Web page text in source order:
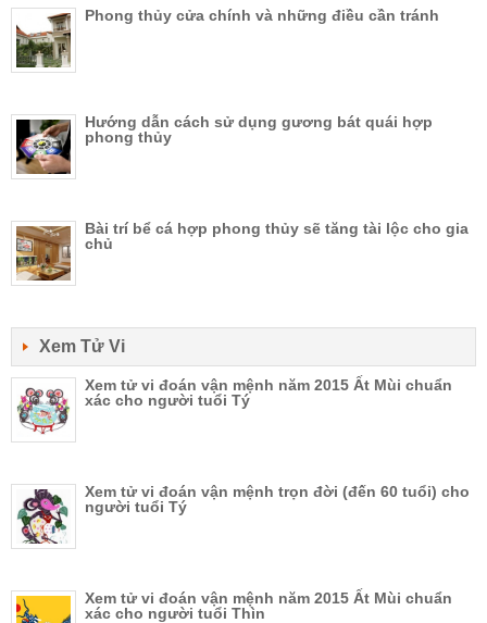
Phong thủy cửa chính và những điều cần tránh
Hướng dẫn cách sử dụng gương bát quái hợp
phong thủy
Bài trí bể cá hợp phong thủy sẽ tăng tài lộc cho gia
chủ
Xem Tử Vi
Xem tử vi đoán vận mệnh năm 2015 Ất Mùi chuẩn
xác cho người tuổi Tý
Xem tử vi đoán vận mệnh trọn đời (đến 60 tuổi) cho
người tuổi Tý
Xem tử vi đoán vận mệnh năm 2015 Ất Mùi chuẩn
xác cho người tuổi Thìn